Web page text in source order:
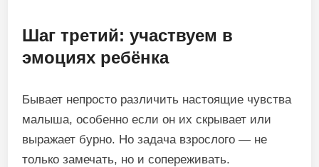
Шаг третий: участвуем в
эмоциях ребёнка
Бывает непросто различить настоящие чувства
малыша, особенно если он их скрывает или
выражает бурно. Но задача взрослого — не
только замечать, но и сопереживать.